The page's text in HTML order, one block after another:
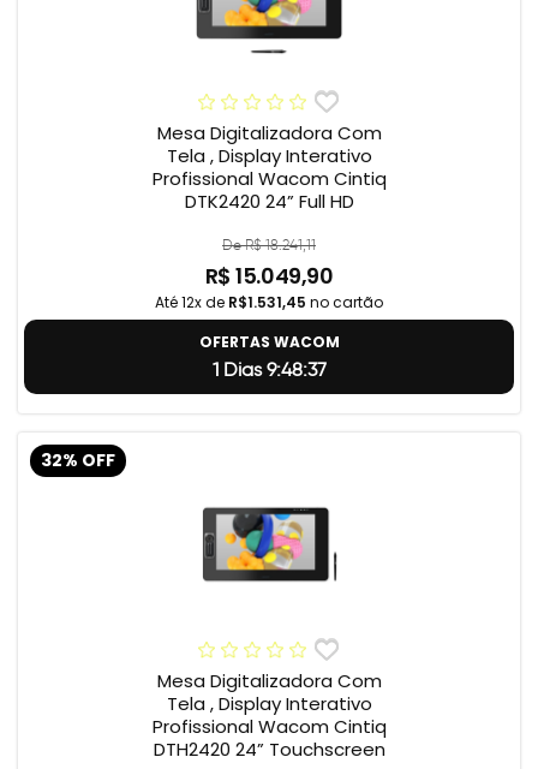
Mesa Digitalizadora Com
Tela , Display Interativo
Profissional Wacom Cintiq
DTK2420 24” Full HD
De R$ 18.241,11
R$ 15.049,90
Até 12x de R$1.531,45 no cartão
OFERTAS WACOM
1 Dias 9:48:36
32% OFF
Mesa Digitalizadora Com
Tela , Display Interativo
Profissional Wacom Cintiq
DTH2420 24” Touchscreen